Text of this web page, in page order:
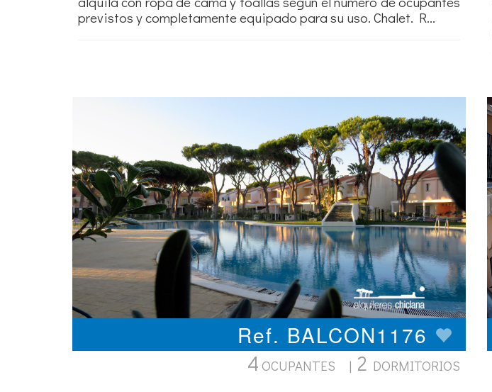
previstos y completamente equipado para su uso. Chalet. R...
Ref. BALCON1176
4 OCUPANTES | 2 DORMITORIOS